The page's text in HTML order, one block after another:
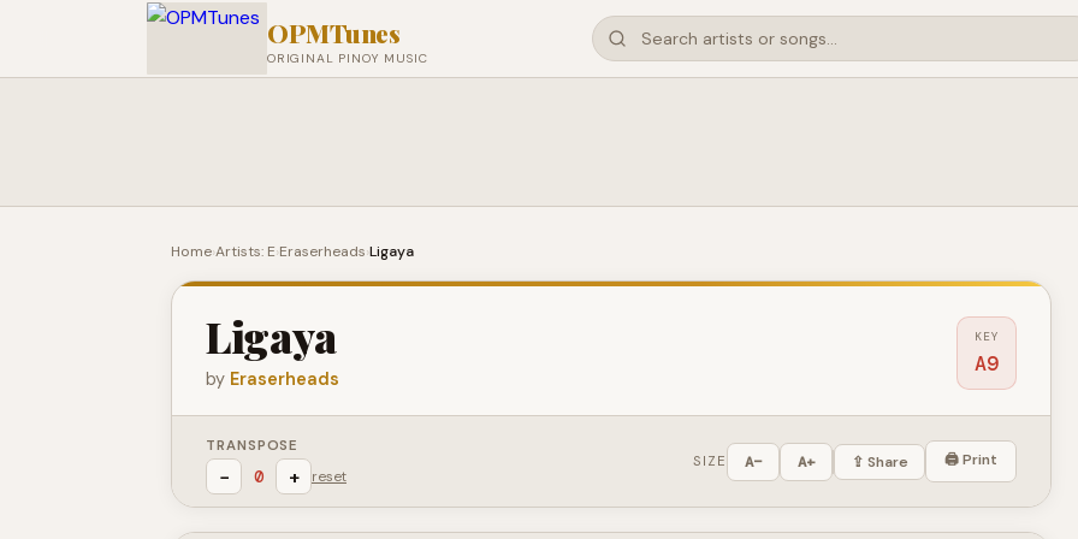
OPMTunes
ORIGINAL PINOY MUSIC
Home›Artists: E›Eraserheads›Ligaya
Ligaya
by Eraserheads
KEY
A9
TRANSPOSE
− 0 + reset
SIZE A− A+ ⇪ Share 🖨 Print